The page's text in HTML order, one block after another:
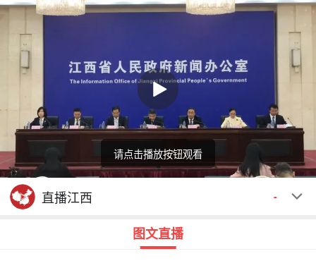
请点击播放按钮观看
回顾 00:00
直播江西 -
图文直播